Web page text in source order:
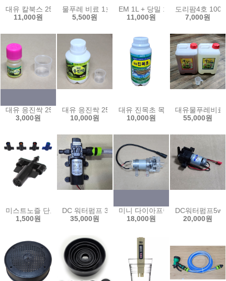
대유 칼북스 250ml 액상 식물 칼슘 보충제 수경재배 미량원소 ca 액비
11,000원
물푸레 비료 1호 2호 500ml 수경재배 양액 비료 복
5,500원
EM 1L + 당밀 1L 친환경 이엠 미
11,000원
도리팜4호
7,000원
대유 응진싹 25ml/진딧물 응애 해충 친환경 농약 살충제
3,000원
대유 응진싹 250ml 해충 친환경 농약 살충제 진딧물
10,000원
대유 진목초 목초액 500ml 참나
10,000원
대유물푸레비
55,000원
미스트노즐 단포거 이스라엘제 쿨링포그 fog 저압 안개분사노즐 분무
1,500원
DC 워터펌프 30w 60w 80w 12V 다이아프램 펌프
35,000원
미니 다이아프램 펌프 고온용
18,000원
DC워터펌프5w
20,000원